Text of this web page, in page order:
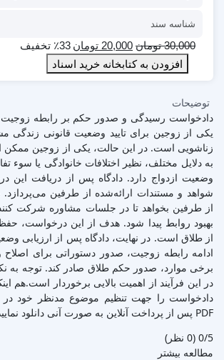
شناسه سند
30,000 تومان 20,000 تومان ٪33 تخفیف
افزودن به کتابخانه خرید اسناد
توضیحات
دادخواست رسیدگی و صدور حکم بر رابطه
یکی از زوجین برای تایید وضعیت قانونی
زناشویی است. در این حالت، یکی از زوجین
به دلایل مختلف، نظیر اختلافات خانوادگی یا سوء
وضعیت ازدواج دارد. دادگاه پس از دریافت این
شواهد و مستندات ارائه‌شده از طرفین
از طرفین بخواهد تا در جلسات مشاوره شرکت
بهبود روابط پیدا شود. هدف از این درخواست،
از طلاق است. در نهایت، دادگاه پس از ارزیابی
ادامه رابطه زوجیت، صدور دستوراتی برای اصلاح
برخی موارد، صدور حکم طلاق صادر کند. توجه به
در این فرآیند از اهمیت بالایی برخوردار است.هم
PDF پس از پرداخت آنلاین به صورت آنی دانلود نمایید.
‫0/5 ‫(0 نظر)
مطالعه بیشتر